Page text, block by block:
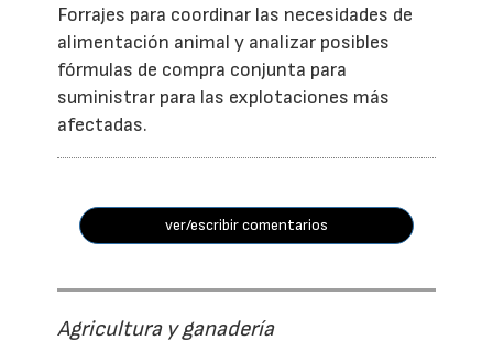
Forrajes para coordinar las necesidades de
alimentación animal y analizar posibles
fórmulas de compra conjunta para
suministrar para las explotaciones más
afectadas.
ver/escribir comentarios
Agricultura y ganadería